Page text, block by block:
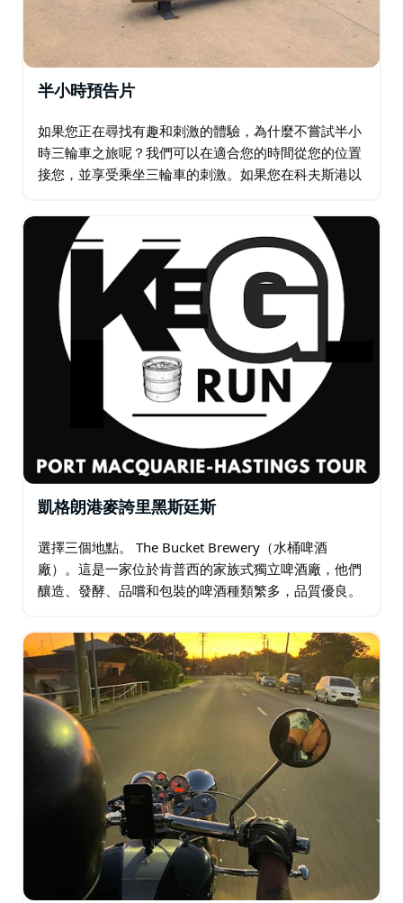
半小時預告片
如果您正在尋找有趣和刺激的體驗，為什麼不嘗試半小
時三輪車之旅呢？我們可以在適合您的時間從您的位置
接您，並享受乘坐三輪車的刺激。如果您在科夫斯港以
錯過這個獨特而令人興奮的冒險！
凱格朗港麥誇里黑斯廷斯
選擇三個地點。 The Bucket Brewery（水桶啤酒
廠）。這是一家位於肯普西的家族式獨立啤酒廠，他們
釀造、發酵、品嚐和包裝的啤酒種類繁多，品質優良。